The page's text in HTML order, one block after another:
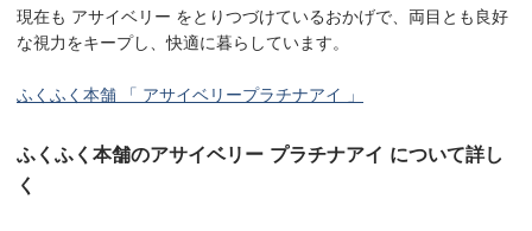
現在も アサイベリー をとりつづけているおかげで、両目とも良好
な視力をキープし、快適に暮らしています。
ふくふく本舗 「 アサイベリープラチナアイ 」
ふくふく本舗のアサイベリー プラチナアイ について詳し
く